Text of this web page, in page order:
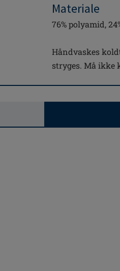
Materiale
76% polyamid,
Håndvaskes
stryges. Må ikke